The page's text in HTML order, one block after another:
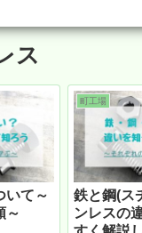
ス
いて～
～
町工場
鉄と鋼(ス
ンレスの